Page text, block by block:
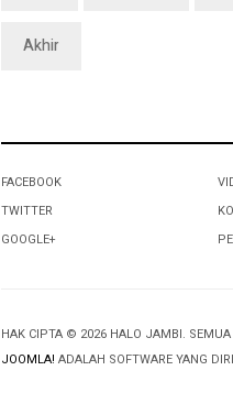
Akhir
FACEBOOK
TWITTER
GOOGLE+
HAK CIPTA © 2026 HALO JAMBI.
JOOMLA! ADALAH SOFTWARE YANG